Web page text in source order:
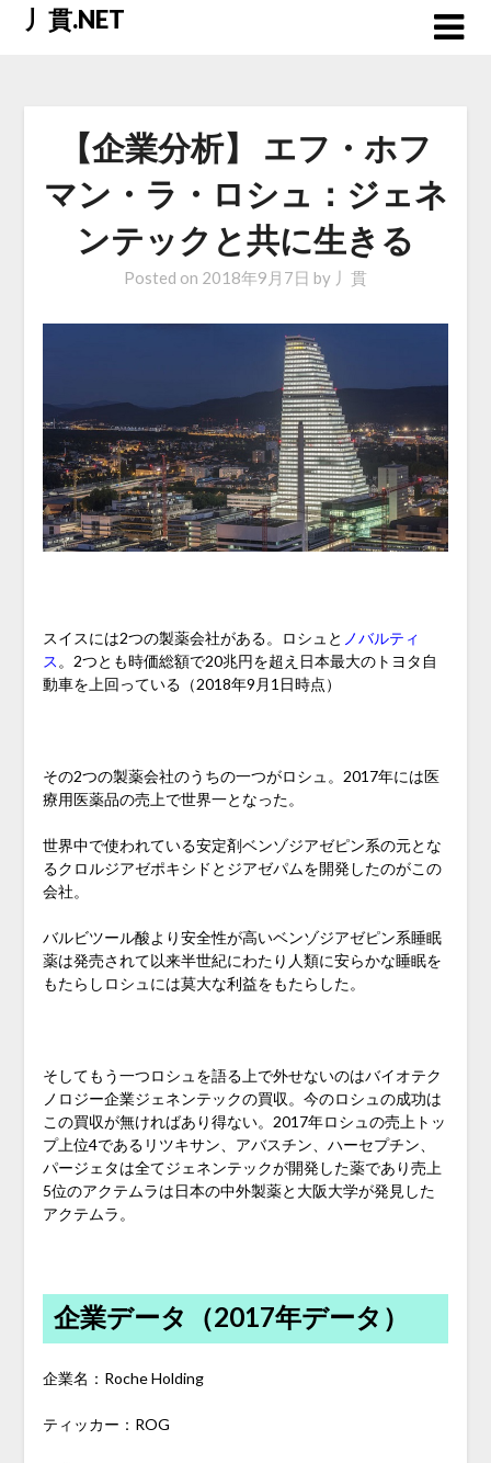
Skip丿貫.NET
【企業分析】 エフ・ホフ
マン・ラ・ロシュ：ジェネ
ンテックと共に生きる
Posted on 2018年9月7日 by 丿貫
スイスには2つの製薬会社がある。ロシュと ノバルティ
ス 。2つとも時価総額で20兆円を超え日本最大のトヨタ自
動車を上回っている（2018年9月1日時点）
その2つの製薬会社のうちの一つがロシュ。2017年には医
療用医薬品の売上で世界一となった。
世界中で使われている安定剤ベンゾジアゼピン系の元とな
るクロルジアゼポキシドとジアゼパムを開発したのがこの
会社。
バルビツール酸より安全性が高いベンゾジアゼピン系睡眠
薬は発売されて以来半世紀にわたり人類に安らかな睡眠を
もたらしロシュには莫大な利益をもたらした。
そしてもう一つロシュを語る上で外せないのはバイオテク
ノロジー企業ジェネンテックの買収。今のロシュの成功は
この買収が無ければあり得ない。2017年ロシュの売上トッ
プ上位4であるリツキサン、アバスチン、ハーセプチン、
パージェタは全てジェネンテックが開発した薬であり売上
5位のアクテムラは日本の中外製薬と大阪大学が発見した
アクテムラ。
企業データ（2017年データ）
企業名：Roche Holding
ティッカー：ROG